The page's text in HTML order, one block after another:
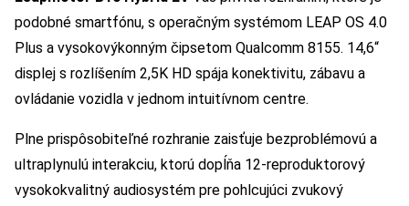
podobné smartfónu, s operačným systémom LEAP OS 4.0
Plus a vysokovýkonným čipsetom Qualcomm 8155. 14,6“
displej s rozlíšením 2,5K HD spája konektivitu, zábavu a
ovládanie vozidla v jednom intuitívnom centre.
Plne prispôsobiteľné rozhranie zaisťuje bezproblémovú a
ultraplynulú interakciu, ktorú dopĺňa 12-reproduktorový
vysokokvalitný audiosystém pre pohlcujúci zvukový